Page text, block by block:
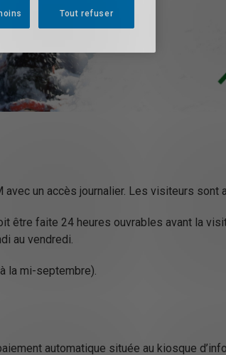
un accès journalier. Les visiteurs sont
être faite 24 heures ouvrables avant la
au vendredi.
la mi-septembre).
automatique située au kiosque
Tout refuser